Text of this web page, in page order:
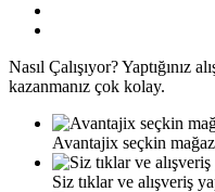
Nasıl Çalışıyor?Yaptığınız
kazanmanız çok kolay.
Avantajix seçkin
Siz tıklar ve alışveriş